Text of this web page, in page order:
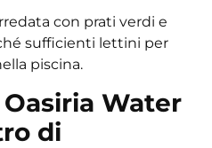
con prati verdi e
sufficienti lettini per
piscina.
Water
di